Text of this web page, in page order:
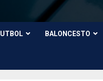
BALONCESTO